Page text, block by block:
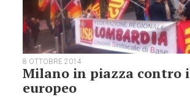
8 OTTOBRE 2014
Milano in piazza contro
europeo